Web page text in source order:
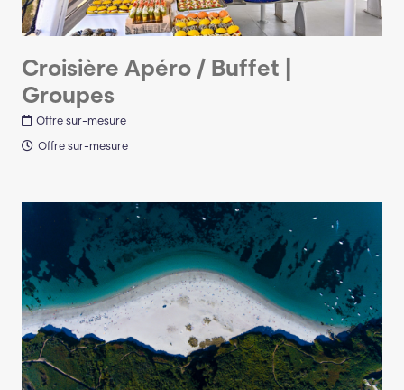
Croisière Apéro / Buffet |
Groupes
Offre sur-mesure
Offre sur-mesure